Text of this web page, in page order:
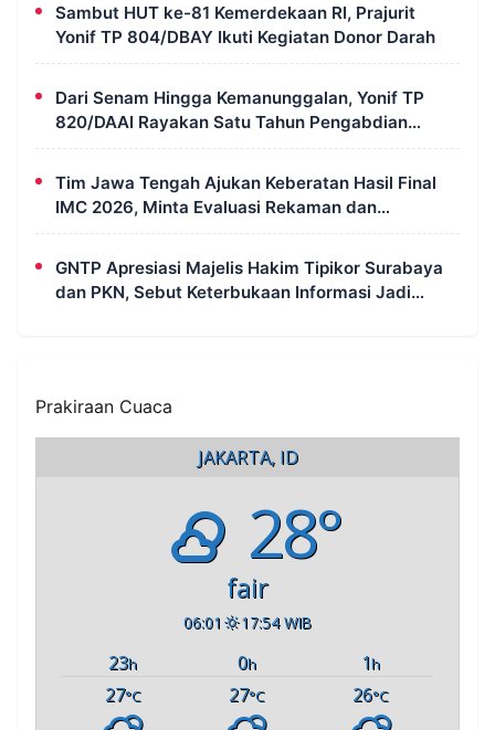
Sambut HUT ke-81 Kemerdekaan RI, Prajurit
Yonif TP 804/DBAY Ikuti Kegiatan Donor Darah
Dari Senam Hingga Kemanunggalan, Yonif TP
820/DAAI Rayakan Satu Tahun Pengabdian
dengan Semangat Kebersamaan
Tim Jawa Tengah Ajukan Keberatan Hasil Final
IMC 2026, Minta Evaluasi Rekaman dan
Scorecard Juri
GNTP Apresiasi Majelis Hakim Tipikor Surabaya
dan PKN, Sebut Keterbukaan Informasi Jadi
Prakiraan Cuaca
JAKARTA, ID
28°
fair
06:01 17:54 WIB
23h 0h 1h
27°C 27°C 26°C